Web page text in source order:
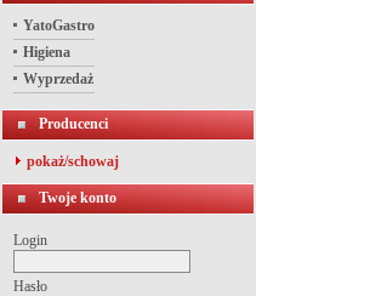
YatoGastro
Higiena
Wyprzedaż
Producenci
pokaż/schowaj
Twoje konto
Login
Hasło